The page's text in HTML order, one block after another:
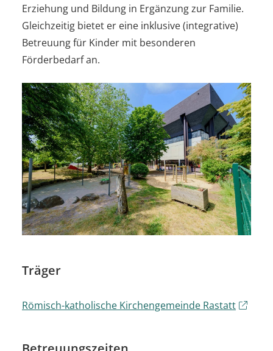
Erziehung und Bildung in Ergänzung zur Familie.
Gleichzeitig bietet er eine inklusive (integrative)
Betreuung für Kinder mit besonderen
Förderbedarf an.
Träger
Römisch-katholische Kirchengemeinde Rastatt